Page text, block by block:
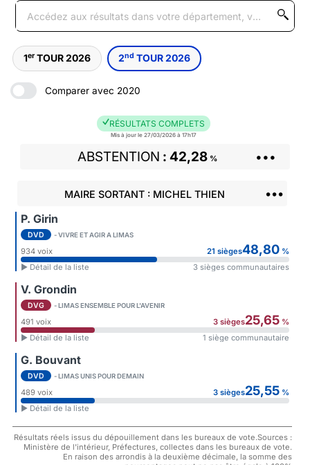
1er TOUR 2026 2nd TOUR 2026
Comparer avec 2020
RÉSULTATS COMPLETS
Mis à jour le 27/03/2026 à 17h17
ABSTENTION 42,28 % •••
MAIRE SORTANT : MICHEL THIEN •••
P. Girin
DVD - VIVRE ET AGIR A LIMAS
934 voix 21 sièges48,80%
► Détail de la liste
3 sièges communautaires
V. Grondin
DVG - LIMAS ENSEMBLE POUR L'AVENIR
491 voix 3 sièges25,65%
► Détail de la liste
1 siège communautaire
G. Bouvant
DVD - LIMAS UNIS POUR DEMAIN
489 voix 3 sièges25,55%
► Détail de la liste
Résultats réels issus du dépouillement dans les bureaux de vote.Sources :
Ministère de l'intérieur, Préfectures, collectes dans les bureaux de vote.
En raison des arrondis à la deuxième décimale, la somme des